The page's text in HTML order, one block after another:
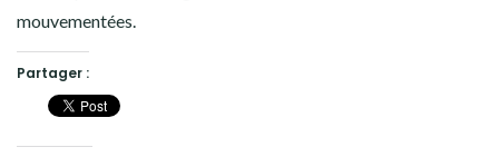
mouvementées.
Partager :